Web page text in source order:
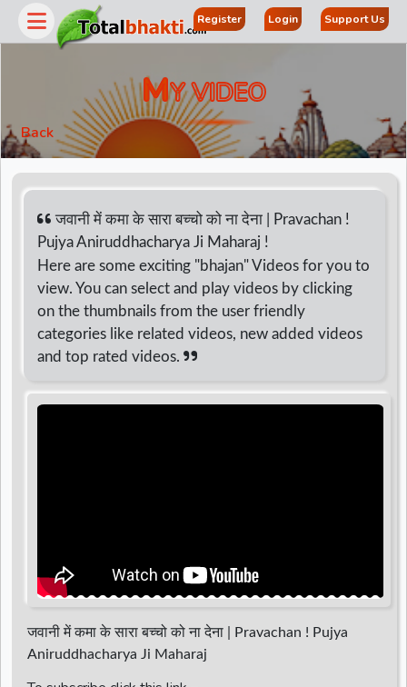
Register Login Support Us
MY VIDEO
Back
जवानी में कमा के सारा बच्चो को ना देना | Pravachan !
Pujya Aniruddhacharya Ji Maharaj !
Here are some exciting "bhajan" Videos for you to
view. You can select and play videos by clicking
on the thumbnails from the user friendly
categories like related videos, new added videos
and top rated videos.
जवानी में कमा के सारा बच्चो को ना देना | Pravachan ! Pujya
Aniruddhacharya Ji Maharaj